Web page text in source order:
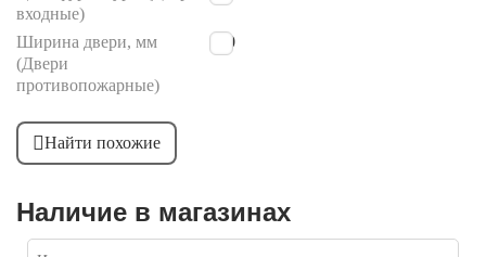
входные)
Ширина двери, мм
(Двери
противопожарные)
780
Найти похожие
Наличие в магазинах